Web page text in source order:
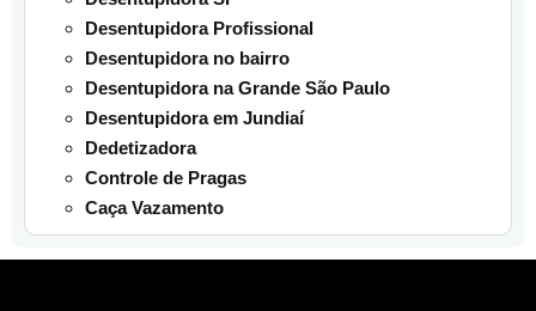
Desentupidora Profissional
Desentupidora no bairro
Desentupidora na Grande São Paulo
Desentupidora em Jundiaí
Dedetizadora
Controle de Pragas
Caça Vazamento